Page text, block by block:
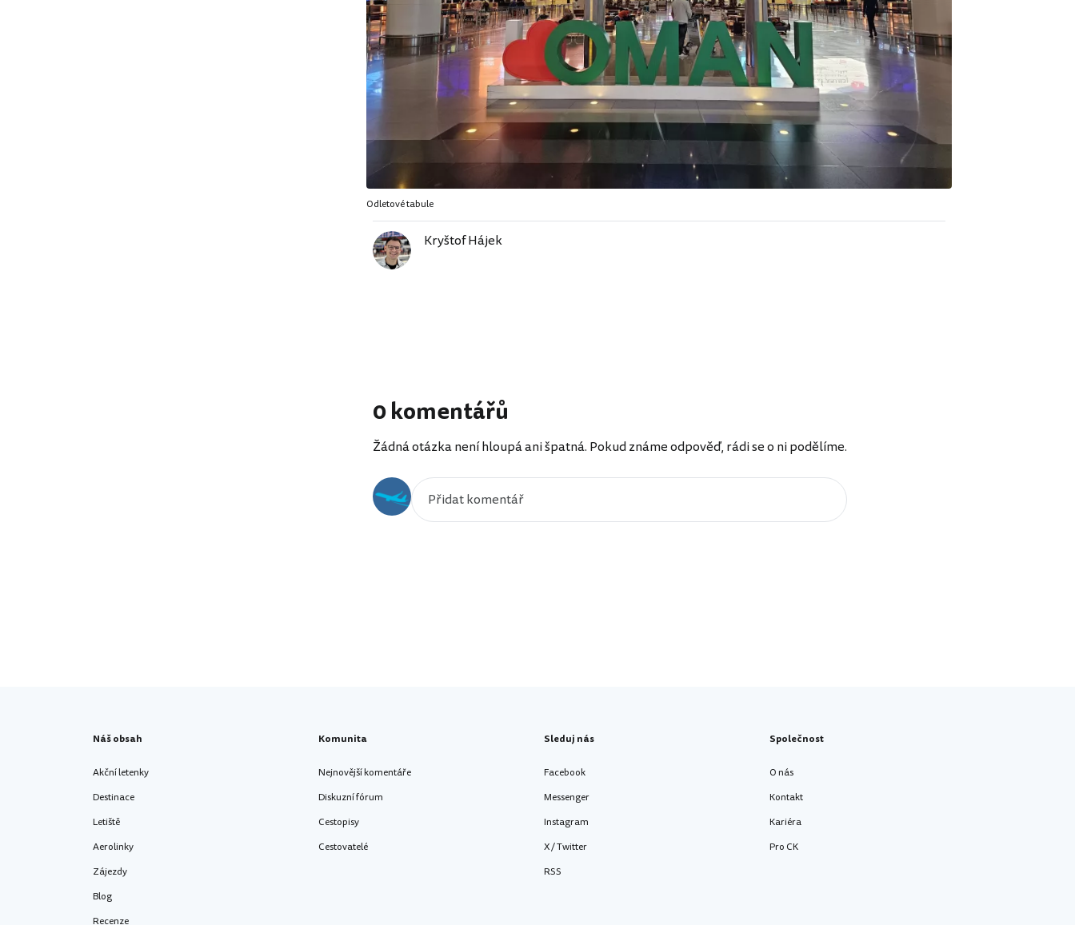
Odletové tabule
Kryštof Hájek
0 komentářů
Žádná otázka není hloupá ani špatná. Pokud známe odpověď, rádi se o ni podělíme.
Náš obsah
Akční letenky
Destinace
Letiště
Aerolinky
Zájezdy
Blog
Recenze
Komunita
Nejnovější komentáře
Diskuzní fórum
Cestopisy
Cestovatelé
Sleduj nás
Facebook
Messenger
Instagram
X / Twitter
RSS
Společnost
O nás
Kontakt
Kariéra
Pro CK